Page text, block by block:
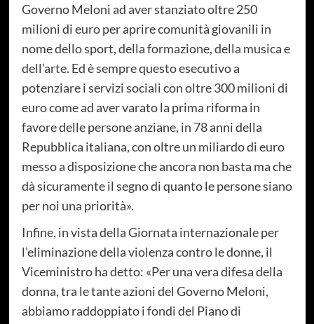
Governo Meloni ad aver stanziato oltre 250
milioni di euro per aprire comunità giovanili in
nome dello sport, della formazione, della musica e
dell’arte. Ed è sempre questo esecutivo a
potenziare i servizi sociali con oltre 300 milioni di
euro come ad aver varato la prima riforma in
favore delle persone anziane, in 78 anni della
Repubblica italiana, con oltre un miliardo di euro
messo a disposizione che ancora non basta ma che
dà sicuramente il segno di quanto le persone siano
per noi una priorità».
Infine, in vista della Giornata internazionale per
l’eliminazione della violenza contro le donne, il
Viceministro ha detto: «Per una vera difesa della
donna, tra le tante azioni del Governo Meloni,
abbiamo raddoppiato i fondi del Piano di